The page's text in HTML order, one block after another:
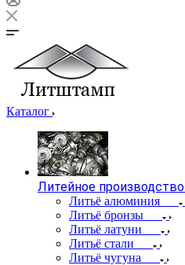
Каталог
Литейное производство
Литьё алюминия
Литьё бронзы
Литьё латуни
Литьё стали
Литьё чугуна